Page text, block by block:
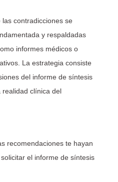
contradicciones se
y respaldadas
informes médicos o
La estrategia consiste
del informe de síntesis
realidad clínica del
recomendaciones te hayan
el informe de síntesis